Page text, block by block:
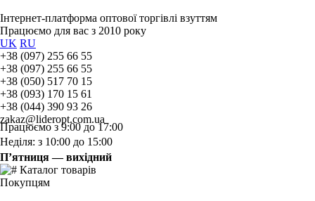
Інтернет-платформа оптової торгівлі взуттям
Працюємо для вас з 2010 року
UK RU
+38 (097) 255 66 55
+38 (097) 255 66 55
+38 (050) 517 70 15
+38 (093) 170 15 61
+38 (044) 390 93 26
zakaz@lideropt.com.ua
Працюємо з 9:00 до 17:00
Неділя: з 10:00 до 15:00
П’ятниця — вихідний
Каталог товарів
Покупцям